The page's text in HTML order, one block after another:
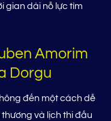
gian dài nỗ lực tìm
Amorim
Dorgu
đến một cách dễ
và lịch thi đấu